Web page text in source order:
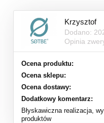
Krzysztof
Dodano:
Opinia
Ocena produktu:
Ocena sklepu:
Ocena dostawy:
Dodatkowy komentarz:
Błyskawiczna realizacja,
produktów